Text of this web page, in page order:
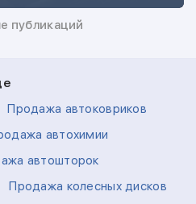
публикаций
Продажа автоковриков
автохимии
автошторок
Продажа колесных дисков